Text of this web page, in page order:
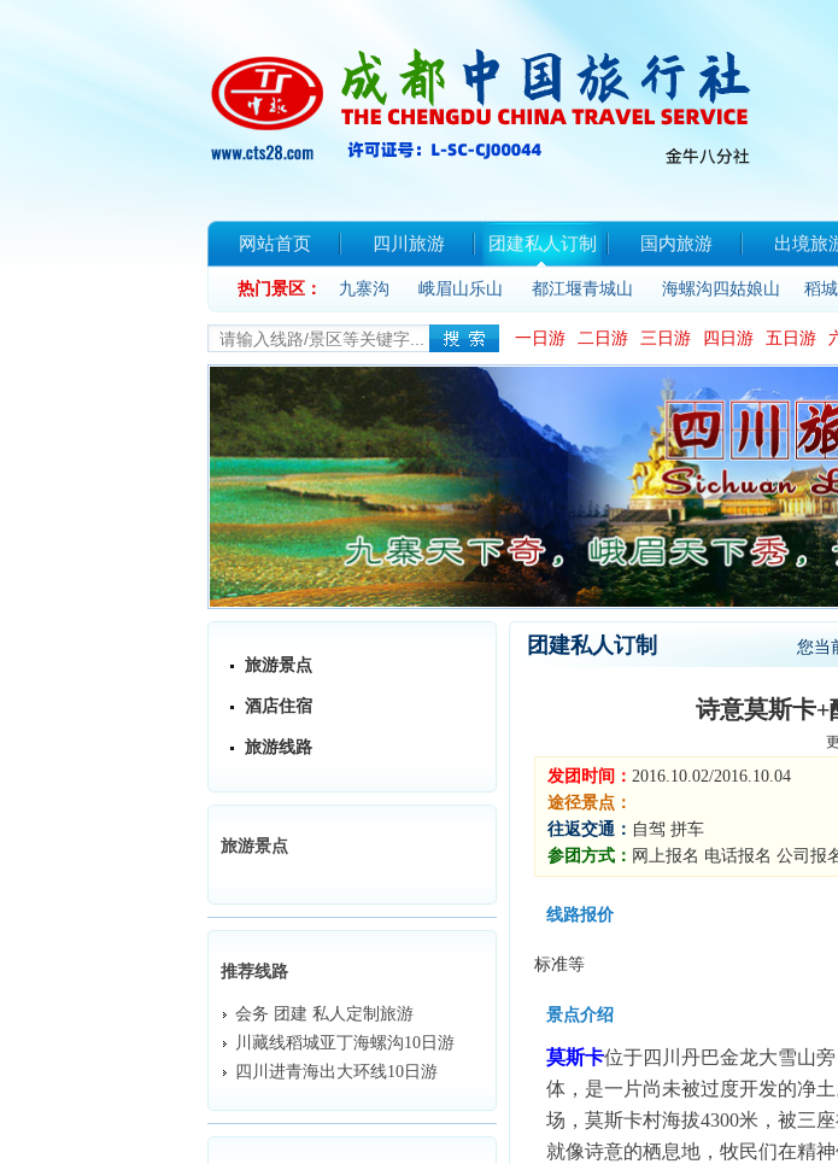
网站首页 四川旅游 团建私人订制 国内旅游 出境旅
联系我们
热门景区： 九寨沟 峨眉山乐山 都江堰青城山 海螺沟四姑娘山 稻
一日游 二日游 三日游 四日游 五日游
旅游景点
酒店住宿
旅游线路
旅游景点
推荐线路
会务 团建 私人定制旅游
川藏线稻城亚丁海螺沟10日游
四川进青海出大环线10日游
您当
团建私人订制
诗意莫斯卡+
发团时间： 2016.10.02/2016.10.04
途径景点：
往返交通： 自驾 拼车
参团方式： 网上报名 电话报名 公司报
线路报价
标准等
景点介绍
莫斯卡位于四川丹巴金龙大雪山
体，是一片尚未被过度开发的净
场，莫斯卡村海拔4300米，被三
就像诗意的栖息地，牧民们在精